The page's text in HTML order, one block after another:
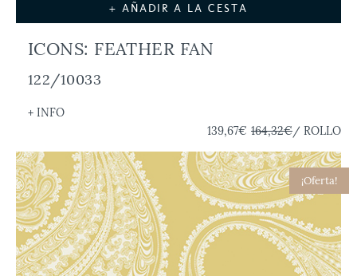
+ AÑADIR A LA CESTA
ICONS: FEATHER FAN
122/10033
+ INFO
139,67€ 164,32€/ ROLLO
¡Oferta!